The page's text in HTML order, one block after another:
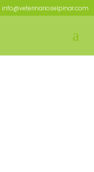
info@veterinarioselpinar.com